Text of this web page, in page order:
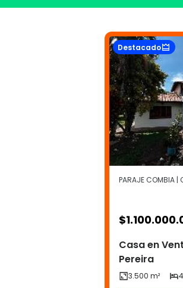
Destacado
PARAJE COMBIA |
$
Casa en
Pereira